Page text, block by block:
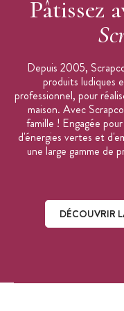
Entretien : laver à
première utilisation
Ne passe pas au
Marque :
Pâtissez
Depuis 2005,
produits ludiques
professionnel, pour
maison. Avec
famille ! Engagée
d'énergies vertes et
une large gamme de
DÉCOUVRIR